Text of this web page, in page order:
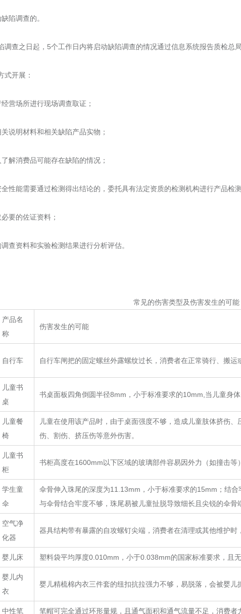
陷调查的。
调查之日起，5个工作日内将启动缺陷调查的情况通过信息系统报告质检总
式开展：
营场所进行现场调查取证；
关说明材料和相关缺陷产品实物；
了解消费品可能存在缺陷的情况；
全性能需要通过检测得出结论的，委托具有法定资质的检测机构进行产品检
要的佐证资料；
调查资料和实验检测结果进行分析评估。
常见的伤害类型及伤害发生的可能
产品名
称
伤害发生的可能
自行车 自行车闸把的固定螺丝外露螺纹过长，消费者在正常骑行、搬
儿童书
桌
书桌面板四角倒圆半径8mm，小于标准要求的10mm,当儿童身
儿童餐
椅
儿童在使用该产品时，由于桌面强度不够，造成儿童肢体挤伤
伤、割伤、挤压伤等意外伤害。
儿童书
柜
书柜高度在1600mm以下区域的玻璃部件容易因外力（如撞击等
学生童
伞
伞骨伸入珠尾的深度为11.13mm，小于标准要求的15mm；结
与伞骨结合牢度不够，珠尾易被儿童扯脱导致细长且尖锐的伞骨
空气净
化器
器具结构带有暴露的自攻螺钉尖端，消费者在清理或其他维护时
婴儿床 塑料袋平均厚度0.010mm，小于0.038mm的国家标准要求，且
婴儿内
衣
婴儿精梳棉内衣三件套的纽扣抗拉强力不够，易脱落，会被婴儿
中性笔 笔帽可完全通过环形量规，且通气面积和通气流量不足，消费